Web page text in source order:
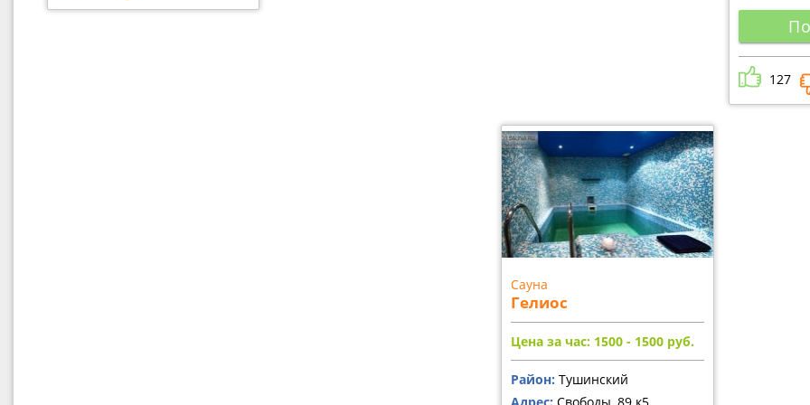
127
Сауна
Гелиос
Цена за час: 1500 - 1500 руб.
Район:Тушинский